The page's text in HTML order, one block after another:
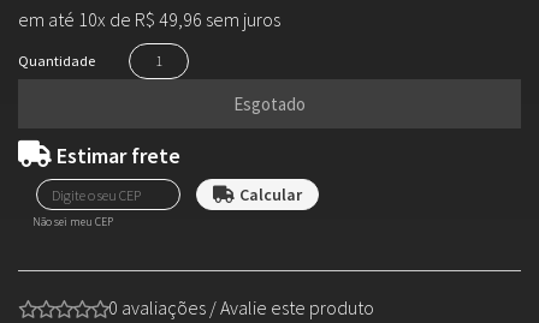
em até 10x de R$ 49,96 sem juros
Quantidade
Esgotado
Estimar frete
Não sei meu CEP
0 avaliações /Avalie este produto